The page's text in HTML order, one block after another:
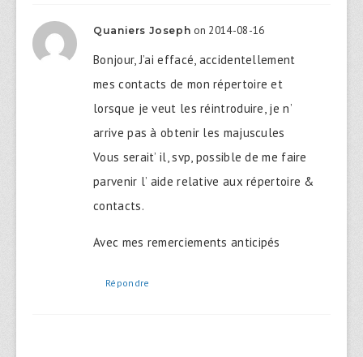
Quaniers Joseph on 2014-08-16
Bonjour, J’ai effacé, accidentellement
mes contacts de mon répertoire et
lorsque je veut les réintroduire, je n’
arrive pas à obtenir les majuscules
Vous serait’ il, svp, possible de me faire
parvenir l’ aide relative aux répertoire &
contacts.
Avec mes remerciements anticipés
Répondre